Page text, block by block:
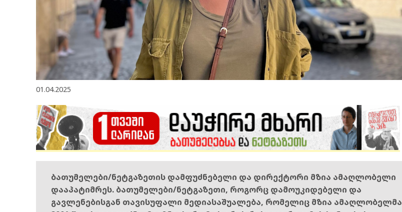
01.04.2025
ბათუმელები/ნეტგაზეთის დამფუძნებელი და დირექტორი მზია ამაღლობელი
დააპატიმრეს. ბათუმელები/ნეტგაზეთი, როგორც დამოუკიდებელი და
გავლენებისგან თავისუფალი მედიასაშუალება, რომელიც მზია ამაღლობელმა